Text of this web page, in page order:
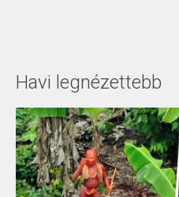
Havi legnézettebb